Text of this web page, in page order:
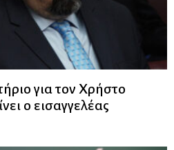
για τον Χρήστο
ο εισαγγελέας